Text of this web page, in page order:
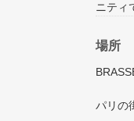
ニティ
場所
パリの